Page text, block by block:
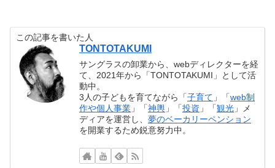
この記事を書いた人
TONTOTAKUMI
サングラスの卸業から、webディレクターを経
て、2021年から「TONTOTAKUMI」として活
動中。
3人の子どもを育てながら「子育て 」「web制
作や個人事業 」「神輿 」「投資 」「観光 」メ
ディアを運営し、夢のベーカリーペンション
を開業するため鋭意努力中。